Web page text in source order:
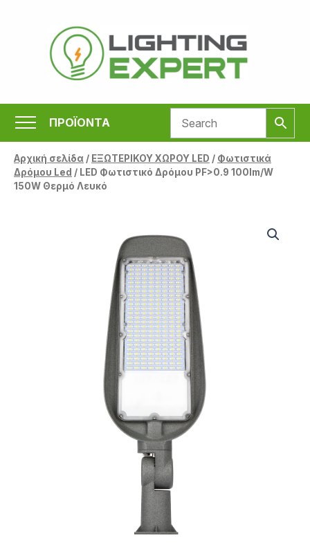
περιεχόμενο
ΠΡΟΪΟΝΤΑ
Αρχική σελίδα/ ΕΞΩΤΕΡΙΚΟΥ ΧΩΡΟΥ LED / Φωτιστικά
Δρόμου Led / LED Φωτιστικό Δρόμου PF>0.9 100lm/W
150W Θερμό Λευκό